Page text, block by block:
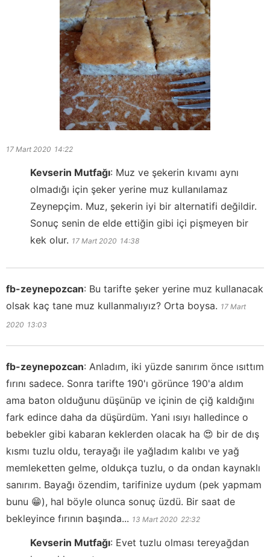
17 Mart 2020 14:22
Kevserin Mutfağı: Muz ve şekerin kıvamı aynı
olmadığı için şeker yerine muz kullanılamaz
Zeynepçim. Muz, şekerin iyi bir alternatifi değildir.
Sonuç senin de elde ettiğin gibi içi pişmeyen bir
kek olur. 17 Mart 2020 14:38
fb-zeynepozcan: Bu tarifte şeker yerine muz kullanacak
olsak kaç tane muz kullanmalıyız? Orta boysa. 17 Mart
2020 13:03
fb-zeynepozcan: Anladım, iki yüzde sanırım önce ısıttım
fırını sadece. Sonra tarifte 190'ı görünce 190'a aldım
ama baton olduğunu düşünüp ve içinin de çiğ kaldığını
fark edince daha da düşürdüm. Yani ısıyı halledince o
bebekler gibi kabaran keklerden olacak ha 😍 bir de dış
kısmı tuzlu oldu, terayağı ile yağladım kalıbı ve yağ
memleketten gelme, oldukça tuzlu, o da ondan kaynaklı
sanırım. Bayağı özendim, tarifinize uydum (pek yapmam
bunu 😁), hal böyle olunca sonuç üzdü. Bir saat de
bekleyince fırının başında... 13 Mart 2020 22:32
Kevserin Mutfağı: Evet tuzlu olması tereyağdan